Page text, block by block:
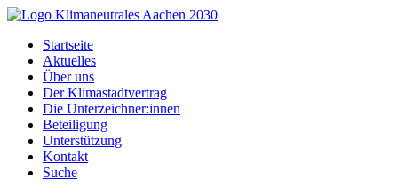
Zum
springenStartseite
Aktuelles
Über uns
Der Klimastadtvertrag
Die Unterzeichner:innen
Beteiligung
Unterstützung
Kontakt
Suche